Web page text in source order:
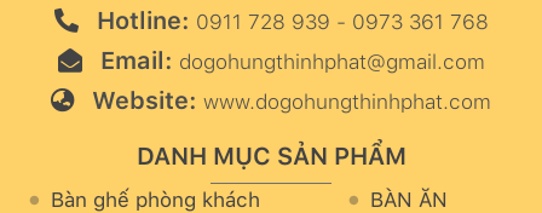
Hotline: 0911 728 939 - 0973 361 768
Email: dogohungthinhphat@gmail.com
Website: www.dogohungthinhphat.com
DANH MỤC SẢN PHẨM
Bàn ghế phòng khách
BÀN ĂN